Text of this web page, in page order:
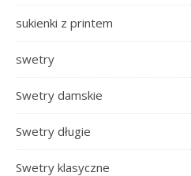
sukienki z printem
swetry
Swetry damskie
Swetry długie
Swetry klasyczne